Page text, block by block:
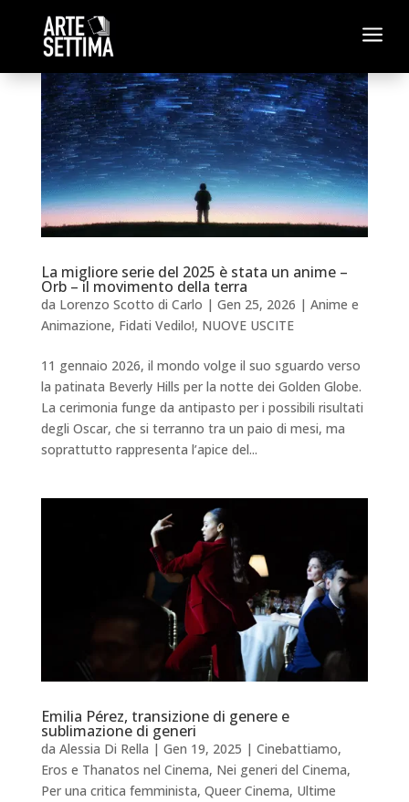
a
La migliore serie del 2025 è stata un anime –
Orb – il movimento della terra
da Lorenzo Scotto di Carlo | Gen 25, 2026 | Anime e
Animazione, Fidati Vedilo!, NUOVE USCITE
11 gennaio 2026, il mondo volge il suo sguardo verso
la patinata Beverly Hills per la notte dei Golden Globe.
La cerimonia funge da antipasto per i possibili risultati
degli Oscar, che si terranno tra un paio di mesi, ma
soprattutto rappresenta l’apice del...
Emilia Pérez, transizione di genere e
sublimazione di generi
da Alessia Di Rella | Gen 19, 2025 | Cinebattiamo,
Eros e Thanatos nel Cinema, Nei generi del Cinema,
Per una critica femminista, Queer Cinema, Ultime